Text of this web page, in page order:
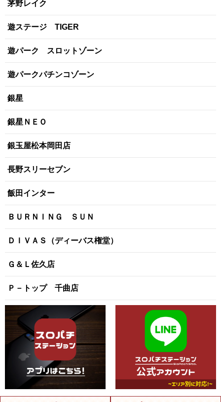
茅野レイク
遊ステージ TIGER
遊パーク スロットゾーン
遊パークパチンコゾーン
銀星
銀星ＮＥＯ
銀玉屋松本岡田店
長野スリーセブン
飯田インター
ＢＵＲＮＩＮＧ ＳＵＮ
ＤＩＶＡＳ（ディーバス権堂）
Ｇ＆Ｌ佐久店
Ｐ－トップ 千曲店